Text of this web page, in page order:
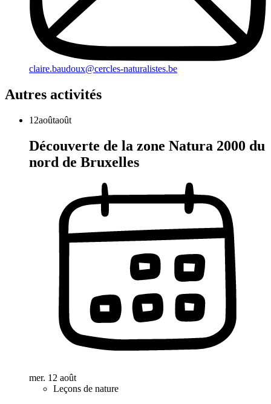
claire.baudoux@cercles-naturalistes.be
Autres activités
12aoûtaoût
Découverte de la zone Natura 2000 du
nord de Bruxelles
mer. 12 août
Leçons de nature